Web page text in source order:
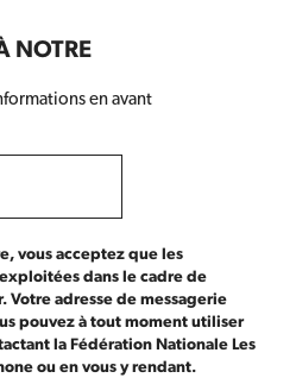
NOTRE
en avant
vous acceptez que les
dans le cadre de
adresse de messagerie
pouvez à tout moment utiliser
la Fédération Nationale Les
ou en vous y rendant.